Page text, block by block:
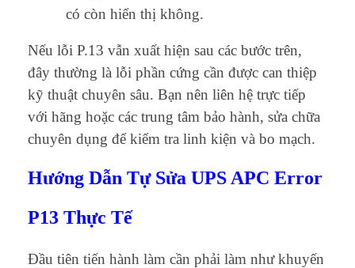
có còn hiển thị không.
Nếu lỗi P.13 vẫn xuất hiện sau các bước trên,
đây thường là lỗi phần cứng cần được can thiệp
kỹ thuật chuyên sâu. Bạn nên liên hệ trực tiếp
với hãng hoặc các trung tâm bảo hành, sửa chữa
chuyên dụng để kiểm tra linh kiện và bo mạch.
Hướng Dẫn Tự Sửa UPS APC Error
P13 Thực Tế
Đầu tiên tiến hành làm cần phải làm như khuyến